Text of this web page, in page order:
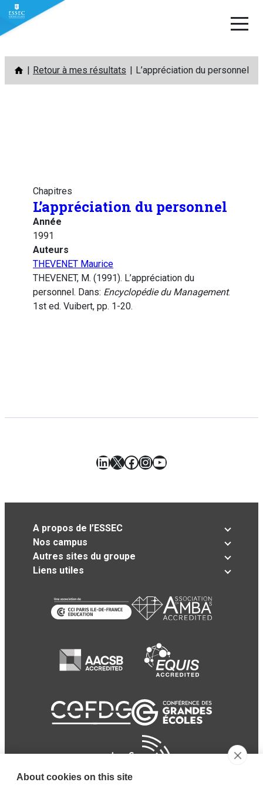
Aller
contenu
Retour à mes résultats L’appréciation du personnel
Chapitres
L’appréciation du personnel
Année
1991
Auteurs
THEVENET Maurice
THEVENET, M. (1991). L’appréciation du
personnel. Dans: Encyclopédie du Management.
1st ed. Vuibert, pp. 1-20.
LinkedIn
X Facebook
Instagram
YouTube
A propos de l’ESSEC
Nos campus
Autres sites du groupe
Liens utiles
About cookies on this site